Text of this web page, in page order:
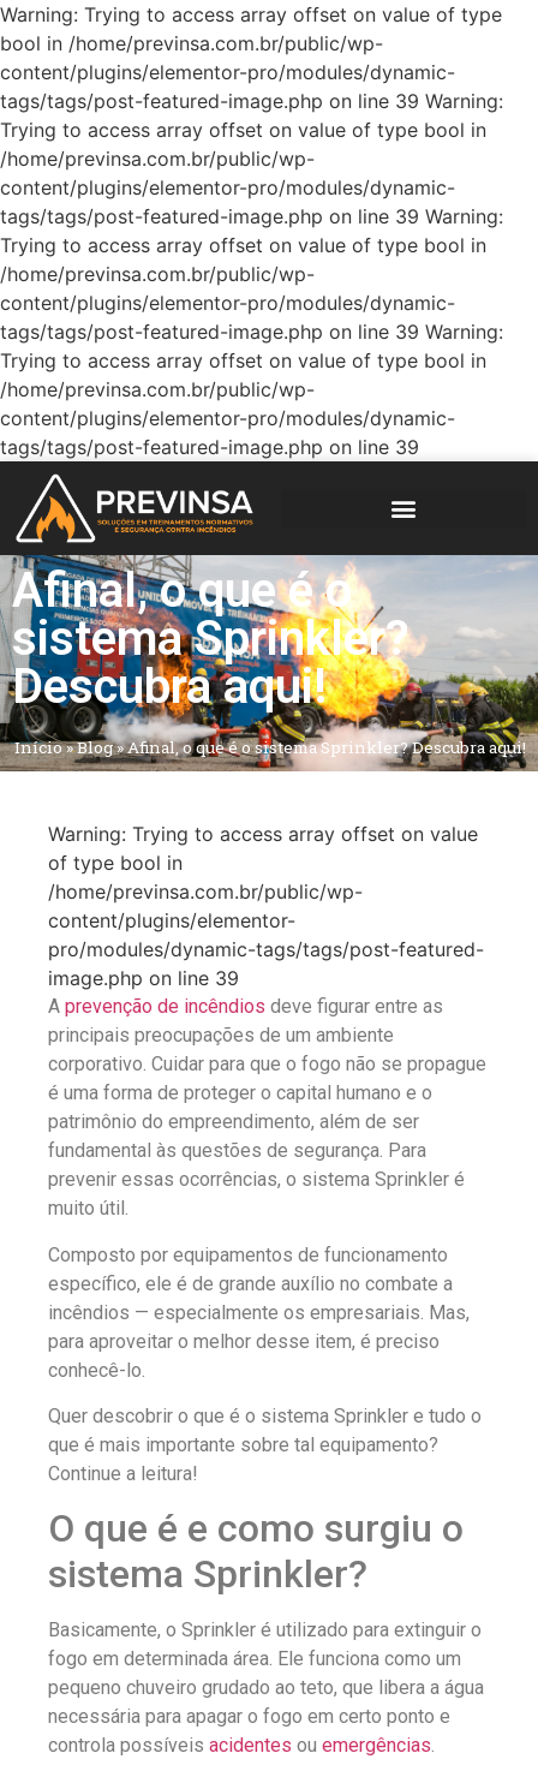
Warning: Trying to access array offset on value of type
bool in /home/previnsa.com.br/public/wp-
content/plugins/elementor-pro/modules/dynamic-
tags/tags/post-featured-image.php on line 39 Warning:
Trying to access array offset on value of type bool in
/home/previnsa.com.br/public/wp-
content/plugins/elementor-pro/modules/dynamic-
tags/tags/post-featured-image.php on line 39 Warning:
Trying to access array offset on value of type bool in
/home/previnsa.com.br/public/wp-
content/plugins/elementor-pro/modules/dynamic-
tags/tags/post-featured-image.php on line 39 Warning:
Trying to access array offset on value of type bool in
/home/previnsa.com.br/public/wp-
content/plugins/elementor-pro/modules/dynamic-
tags/tags/post-featured-image.php on line 39
Afinal, o que é o
sistema Sprinkler?
Descubra aqui!
Início»Blog»Afinal, o que é o sistema Sprinkler? Descubra aqui!
Warning: Trying to access array offset on value
of type bool in
/home/previnsa.com.br/public/wp-
content/plugins/elementor-
pro/modules/dynamic-tags/tags/post-featured-
image.php on line 39
A prevenção de incêndios deve figurar entre as
principais preocupações de um ambiente
corporativo. Cuidar para que o fogo não se propague
é uma forma de proteger o capital humano e o
patrimônio do empreendimento, além de ser
fundamental às questões de segurança. Para
prevenir essas ocorrências, o sistema Sprinkler é
muito útil.
Composto por equipamentos de funcionamento
específico, ele é de grande auxílio no combate a
incêndios — especialmente os empresariais. Mas,
para aproveitar o melhor desse item, é preciso
conhecê-lo.
Quer descobrir o que é o sistema Sprinkler e tudo o
que é mais importante sobre tal equipamento?
Continue a leitura!
O que é e como surgiu o
sistema Sprinkler?
Basicamente, o Sprinkler é utilizado para extinguir o
fogo em determinada área. Ele funciona como um
pequeno chuveiro grudado ao teto, que libera a água
necessária para apagar o fogo em certo ponto e
controla possíveis acidentes ou emergências.